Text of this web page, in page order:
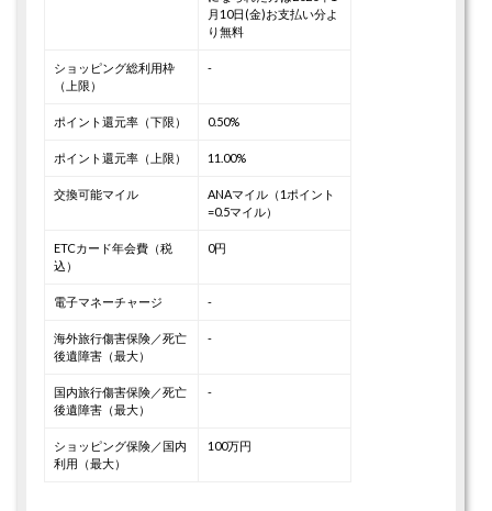
月10日(金)お支払い分よ
り無料
ショッピング総利用枠
（上限）
-
ポイント還元率（下限） 0.50%
ポイント還元率（上限） 11.00%
交換可能マイル
ANAマイル（1ポイント
=0.5マイル）
ETCカード年会費（税
込）
0円
電子マネーチャージ -
海外旅行傷害保険／死亡
後遺障害（最大）
-
国内旅行傷害保険／死亡
後遺障害（最大）
-
ショッピング保険／国内
利用（最大）
100万円